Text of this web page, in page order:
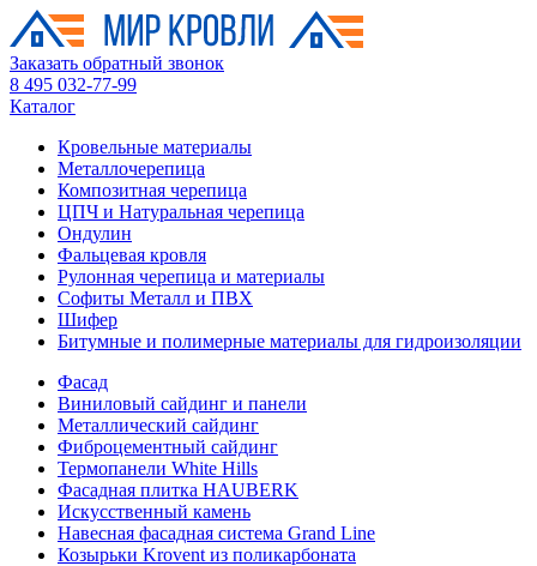
Заказать обратный звонок
8 495 032-77-99
Каталог
Кровельные материалы
Металлочерепица
Композитная черепица
ЦПЧ и Натуральная черепица
Ондулин
Фальцевая кровля
Рулонная черепица и материалы
Софиты Металл и ПВХ
Шифер
Битумные и полимерные материалы для гидроизоляции
Фасад
Виниловый сайдинг и панели
Металлический сайдинг
Фиброцементный сайдинг
Термопанели White Hills
Фасадная плитка HAUBERK
Искусственный камень
Навесная фасадная система Grand Line
Козырьки Krovent из поликарбоната